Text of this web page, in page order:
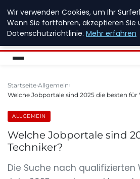
NEW
Startseite Allgemein
Welche Jobportale sind 2025 die besten für
ALLGEMEIN
Welche Jobportale sind
Techniker?
Die Suche nach
Wir verwenden Cookies, um Ihr
Wenn Sie fortfahren, akzeptieren Sie
Datenschutzrichtlinie. Mehr erfahren